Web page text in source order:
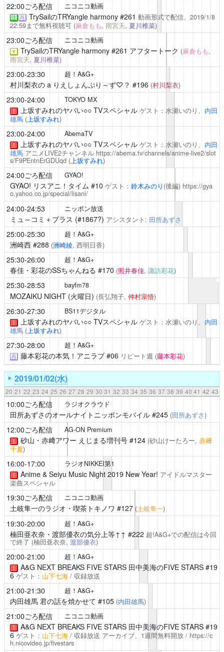
22:00ごろ配信 ニコニコ動画
注 再 TrySailのTRYangle harmony#261 動画形式で配信、2019/1/8
22:59まで無料視聴可 (麻倉もも, 雨宮天, 夏川椎菜)
23:00ごろ配信 ニコニコ動画
￥ TrySailのTRYangle harmony#261 アフタートーク (麻倉もも,
雨宮天, 夏川椎菜)
23:00-23:30 超！A&G+
村川梨衣の a りえしょんぷり～ず♡？ #196 (村川梨衣)
23:00-24:00 TOKYO MX
！ 上坂すみれのヤバい○○TVスペシャル ゲスト：水瀬いのり、 内田
雄馬 (上坂すみれ)
23:00-24:00 AbemaTV
！ 上坂すみれのヤバい○○TVスペシャル ゲスト：水瀬いのり、 内田
雄馬 アニメLIVE2チャンネル https://abema.tv/channels/anime-live2/slot
s/F9PEntnErGDUqd (上坂すみれ)
24:00ごろ配信 GYAO!
GYAO! リスアニ！タイム #10 ゲスト： 鈴木みのり (後編) https://gya
o.yahoo.co.jp/special/lisani/
24:00-24:53 ニッポン放送
ミュ～コミ＋プラス (#1867?) アシスタント: 田所あずさ
25:00-25:30 超！A&G+
洲崎西#288 (洲崎綾, 西明日香)
25:30-26:00 超！A&G+
春佳・彩花のSSちゃんねる #170 (照井春佳, 諏訪彩花)
25:30-28:53 bayfm78
MOZAIKU NIGHT (火曜日) (長弘翔子, 仲村宗悟)
26:30-27:30 BS11デジタル
！ 上坂すみれのヤバい○○TVスペシャル ゲスト：水瀬いのり、 内田
雄馬 (上坂すみれ)
27:30-28:00 超！A&G+
再 藤本彩花の本気！アニラブ#06 リピート週 (藤本彩花)
2019/01/02(水)
20 21 22 23 24 25 26 27 28 29 30 31 32 33 34 35 36 37 38 39 40 41 42 43
10:00ごろ配信 ラジオクラウド
田所あずさのオールナイトニッポンモバイル#245 (田所あずさ)
12:00ごろ配信 AG-ON Premium
！ 砂山・赤﨑アワー えじまる増刊号#124 (砂山けーたろー, 赤﨑
千夏)
16:00-17:00 ラジオNIKKEI第1
！ Anime & Seiyu Music Night2019 New Year! アイドルマスター
楽曲スペシャル
19:30ごろ配信 ニコニコ動画
土岐隼一のラジオ・喫茶トキノワ #127 (土岐隼一)
19:30-20:00 超！A&G+
楠田亜衣奈・渡部優衣の気分上等↑↑ #222 超!A&G+での配信は今回
で終了 (楠田亜衣奈, 渡部優衣)
20:00-21:00 超！A&G+
！ A&G NEXT BREAKS FIVE STARS 田中美海のFIVE STARS #19
6ゲスト： 山下七海/ 収録放送
21:00-21:30 超！A&G+
内田雄馬 君の話を焼かせて #105 (内田雄馬)
21:00ごろ配信 ニコニコ動画
！ A&G NEXT BREAKS FIVE STARS 田中美海のFIVE STARS #19
6 ゲスト： 山下七海/ 収録放送 アーカイブ、1週間無料開放 / https://c
h.nicovideo.jp/fivestars